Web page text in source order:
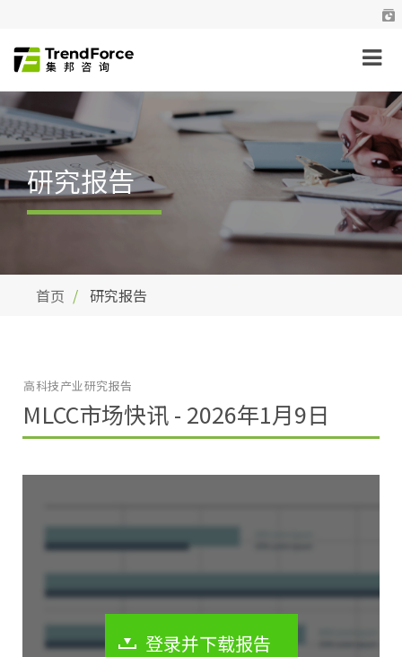
研究报告
首页 研究报告
MLCC市场快讯 - 2026年1月9日
高科技产业研究报告
登录并下载报告